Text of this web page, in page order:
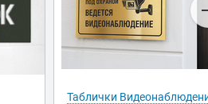
Таблички